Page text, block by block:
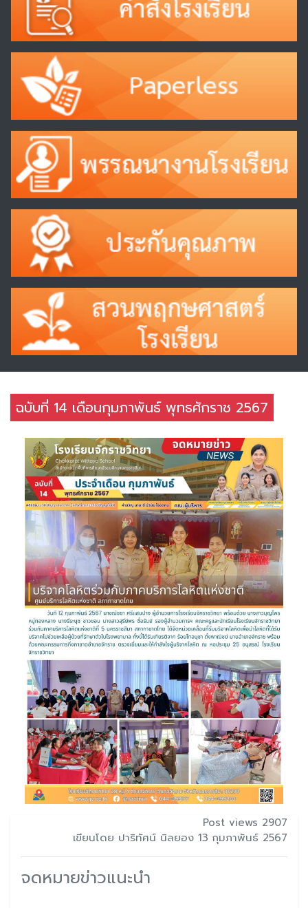
ฉบับที่ 14 เดือนกุมภาพันธ์ พุทธศักราช 2567
Post views 2907
เขียนโดย ปาริทัศน์ นิลยอง 13 กุมภาพันธ์ 2567
จดหมายข่าวแนะนำ